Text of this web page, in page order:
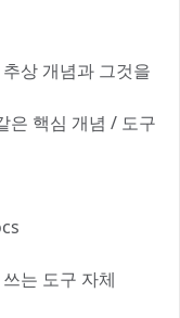
상 개념과 그것을
은 핵심 개념 / 도구
는 도구 자체